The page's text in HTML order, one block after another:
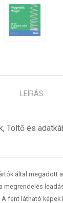
LEÍRÁS
Töltő és
által megadott
megrendelés
A fent látható képek